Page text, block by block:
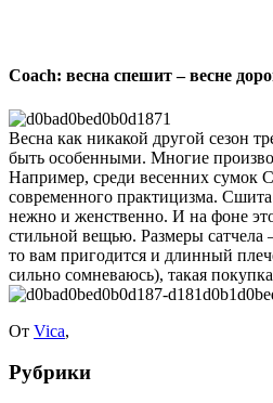
Coach: весна спешит – весне
Весна как никакой другой сезон
быть особенными. Многие
Например, среди весенних сумок
современного практицизма. Сшита
нежно и женственно. И на фоне
стильной вещью. Размеры сатчела
то вам пригодится и длинный
сильно сомневаюсь), такая
От Vica,
Рубрики